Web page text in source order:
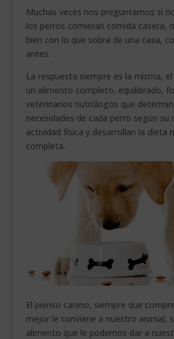
Muchas veces nos preguntamos si
los perros comieran comida casera,
bien con lo que sobra de una casa,
antes.
La respuesta siempre es la misma,
un alimento completo, equilibrado,
veterinarios nutrúlogos que
necesidades de cada perro según su
actividad física y desarrollan la dieta
completa.
El pienso canino, siempre que
mejor le conviene a nuestro animal,
alimento que le podemos dar a